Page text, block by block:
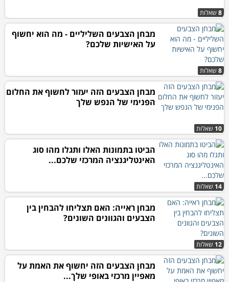
8 שאלות
8 שאלות
מבחן הצבעים השליליים - מה הוא יחשוף
על האישיות שלכם?
10 שאלות
מבחן הצבעים הזה יעזור לחשוף את החלום
הפנימי של הנפש שלך
14 שאלות
הביטו בתמונות האלו ותגלו מהו סוג
האינטליגנציה המרכזי שלכם...
12 שאלות
מבחן ראייה: האם תצליחו להבחין בין
הצבעים והגוונים השונים?
מבחן הצבעים הזה יחשוף את האמת על
מאפיין מרכזי באופי שלך...